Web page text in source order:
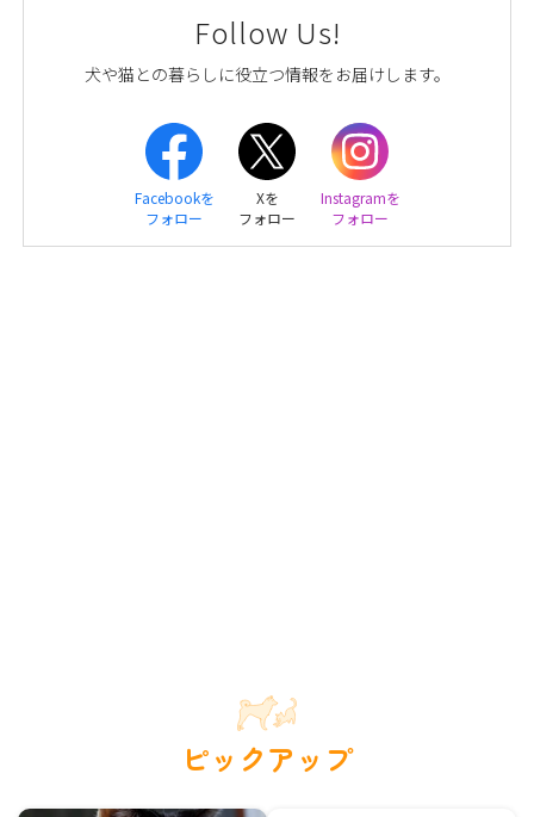
Follow Us!
犬や猫との暮らしに役立つ情報をお届けします。
Facebookを
フォロー
Xを
フォロー
Instagramを
フォロー
ピックアップ